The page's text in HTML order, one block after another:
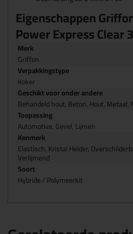
Eigenschappen
Power Express Clear
Merk
Griffon
Verpakkingstype
Koker
Geschikt voor onder andere
Behandeld hout, Beton, Hout, Metaal,
Toepassing
Automotive, Gevel, Lijmen
Kenmerk
Elastisch, Kristal Helder,
Verlijmend
Soort
Hybride / Polymeerkit